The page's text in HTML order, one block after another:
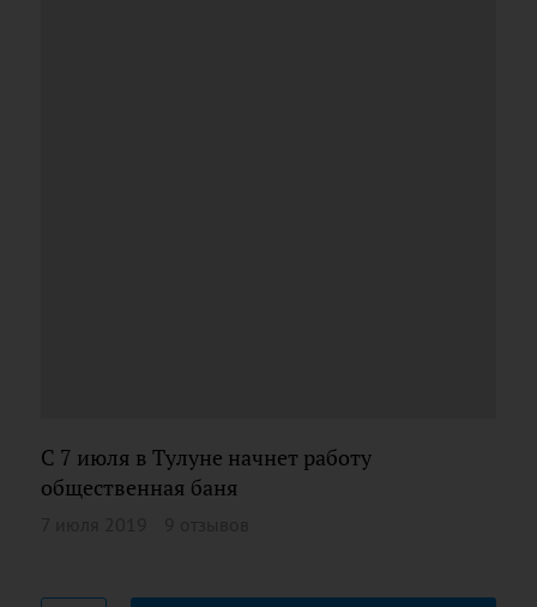
С 7 июля в Тулуне начнет работу
общественная баня